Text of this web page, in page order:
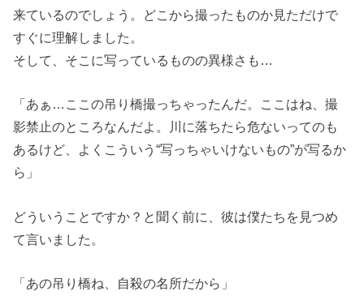
来ているのでしょう。どこから撮ったものか見ただけで
すぐに理解しました。
そして、そこに写っているものの異様さも…
「あぁ…ここの吊り橋撮っちゃったんだ。ここはね、撮
影禁止のところなんだよ。川に落ちたら危ないってのも
あるけど、よくこういう“写っちゃいけないもの”が写るか
ら」
どういうことですか？と聞く前に、彼は僕たちを見つめ
て言いました。
「あの吊り橋ね、自殺の名所だから」